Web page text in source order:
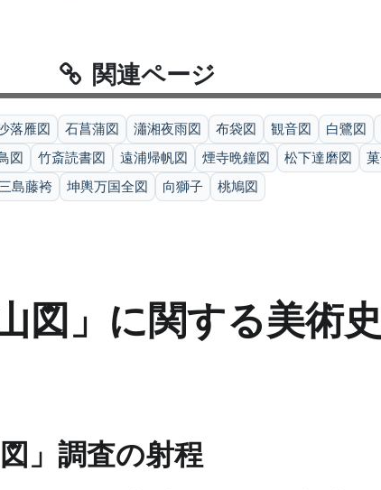
関連ページ
落雁図 石菖蒲図 瀟湘夜雨図 布袋図 観音図
白鷺図
図 竹斎読書図 遠浦帰帆図 煙寺晩鐘図 松下達磨図
三島藤袴 坤輿万国全図 向獅子 桃鳩図
図」に関する美術
」調査の射程